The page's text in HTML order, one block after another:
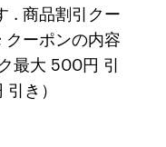
. 商品割引クー
ーポンの内容
最大 500円 引
き）